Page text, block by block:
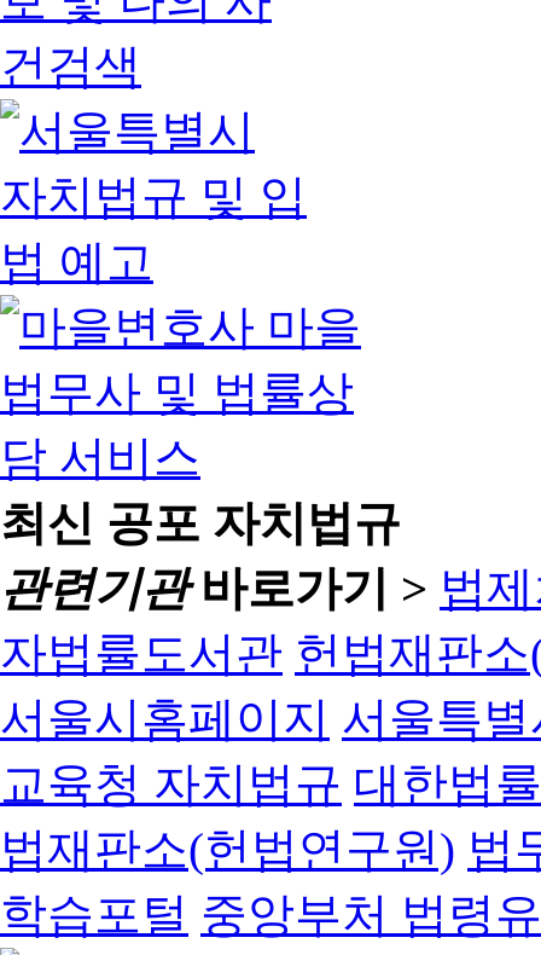
최신 공포 자치법규
관련기관바로가기 > 법
자법률도서관 헌법재판
서울시홈페이지 서울특
교육청 자치법규 대한법
법재판소(헌법연구원) 법
학습포털 중앙부처 법령